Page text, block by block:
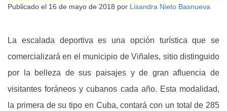
Publicado el 16 de mayo de 2018 por Lisandra Nieto Basnueva
La escalada deportiva es una opción turística que se
comercializará en el municipio de Viñales, sitio distinguido
por la belleza de sus paisajes y de gran afluencia de
visitantes foráneos y cubanos cada año. Esta modalidad,
la primera de su tipo en Cuba, contará con un total de 285